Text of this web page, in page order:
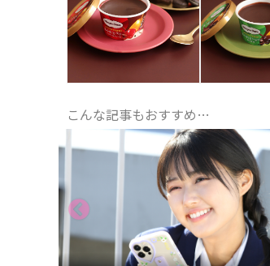
こんな記事もおすすめ…